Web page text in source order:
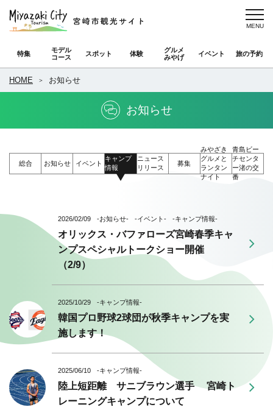
特集
モデル
コース
スポット 体験
グルメ
みやげ
イベント 旅の予約
HOME お知らせ
お知らせ
総合 お知らせ イベント
キャンプ
情報
ニュース
リリース
募集
みやざき
グルメと
ランタン
ナイト
青島ビー
チセンタ
ー渚の交
番
2026/02/09 -お知らせ- -イベント- -キャンプ情報-
オリックス・バファローズ宮崎春季キャ
ンプスペシャルトークショー開催
（2/9）
2025/10/29 -キャンプ情報-
韓国プロ野球2球団が秋季キャンプを実
施します！
2025/06/10 -キャンプ情報-
陸上短距離 サニブラウン選手 宮崎ト
レーニングキャンプについて